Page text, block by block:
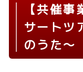
【共催
サートツ
のうた～